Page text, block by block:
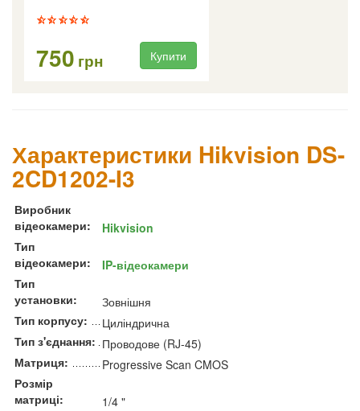
750 грн Купити
Характеристики Hikvision DS-
2CD1202-I3
Виробник
відеокамери:
Hikvision
Тип
відеокамери:
IP-відеокамери
Тип
установки:
Зовнішня
Тип корпусу:
Циліндрична
Тип з'єднання: Проводове (RJ-45)
Матриця:
Progressive Scan CMOS
Розмір
матриці:
1/4 "